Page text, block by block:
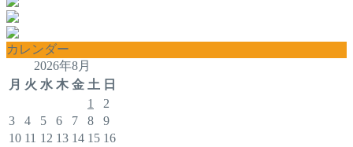
カレンダー
2026年8月
月 火 水 木 金 土 日
1
2
3
4 5 6 7 8
9
10 11 12 13 14 15 16